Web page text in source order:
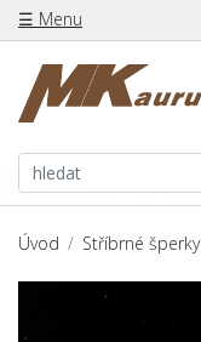
☰ Menu
Úvod Stříbrné šperky